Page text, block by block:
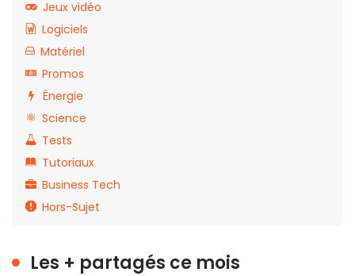
Jeux vidéo
Logiciels
Matériel
Promos
Énergie
Science
Tests
Tutoriaux
Business Tech
Hors-Sujet
Les + partagés ce mois